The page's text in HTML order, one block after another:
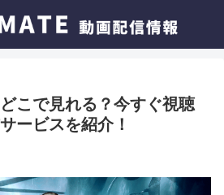
こで見れる？今すぐ視聴
ービスを紹介！